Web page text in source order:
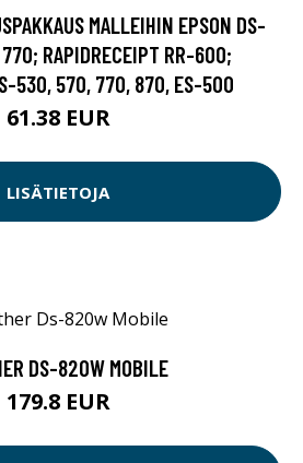
MALLEIHIN EPSON DS-
RAPIDRECEIPT RR-600;
530, 570, 770, 870, ES-500
61.38 EUR
LISÄTIETOJA
DS-820W MOBILE
179.8 EUR